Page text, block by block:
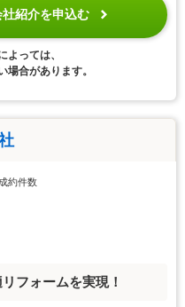
紹介を申込む
っては、
場合があります。
約件数
フォームを実現！